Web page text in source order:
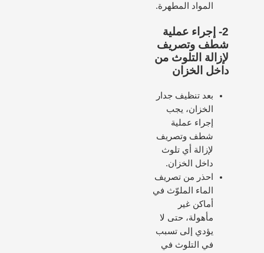
المواد المطهرة.
2-
إجراء عملية
شطف وتصريف
لإزالة التلوث من
داخل الخزان
بعد تنظيف جدار
الخزان، يجب
إجراء عملية
شطف وتصريف
لإزالة أي تلوث
داخل الخزان.
احذر من تصريف
الماء الملوّث في
أماكن غير
مأهولة، حتى لا
يؤدي إلى تسبب
في التلوث في